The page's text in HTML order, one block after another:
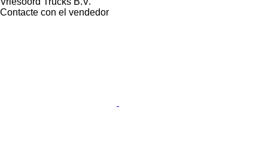
Contacte con el vendedor